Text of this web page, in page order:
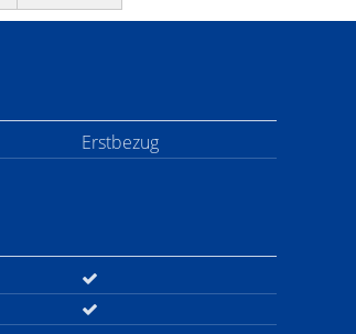
Erstbezug